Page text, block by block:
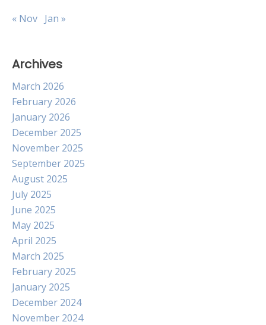
« Nov Jan »
Archives
March 2026
February 2026
January 2026
December 2025
November 2025
September 2025
August 2025
July 2025
June 2025
May 2025
April 2025
March 2025
February 2025
January 2025
December 2024
November 2024